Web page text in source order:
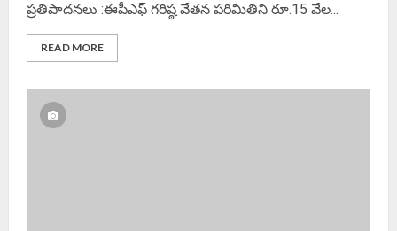
ప్రతిపాదనలు :ఈపీఎఫ్‌ గరిష్ఠ వేతన పరిమితిని రూ.15 వేల...
READ MORE